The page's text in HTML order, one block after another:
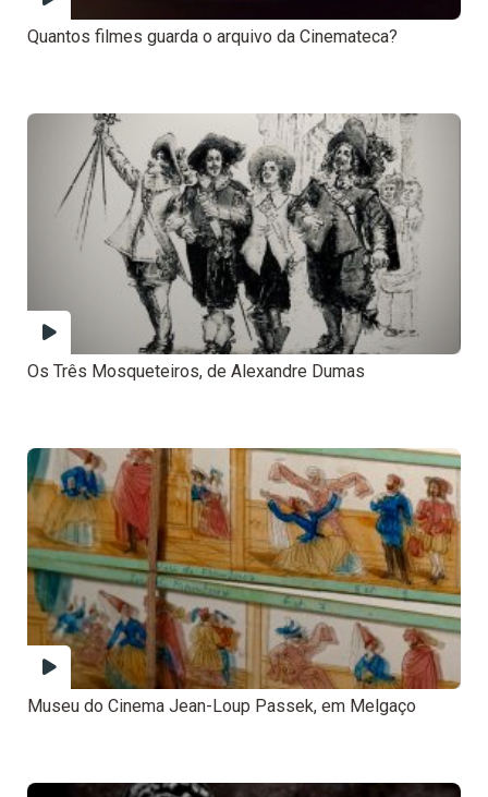
Quantos filmes guarda o arquivo da Cinemateca?
Os Três Mosqueteiros, de Alexandre Dumas
Museu do Cinema Jean-Loup Passek, em Melgaço